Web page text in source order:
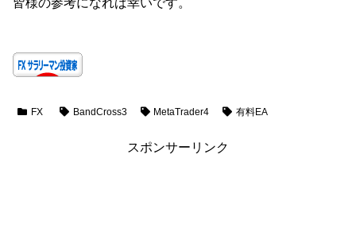
皆様の参考になれば幸いです。
FX BandCross3 MetaTrader4 有料EA
スポンサーリンク